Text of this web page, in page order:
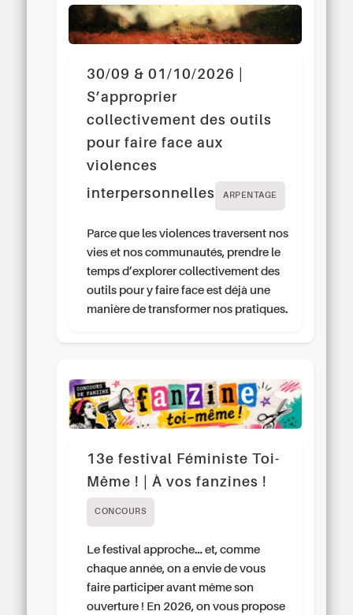
30/09 & 01/10/2026 |
S’approprier
collectivement des outils
pour faire face aux
violences
interpersonnelles
ARPENTAGE
Parce que les violences traversent nos
vies et nos communautés, prendre le
temps d’explorer collectivement des
outils pour y faire face est déjà une
manière de transformer nos pratiques.
13e festival Féministe Toi-
Même ! | À vos fanzines !
CONCOURS
Le festival approche… et, comme
chaque année, on a envie de vous
faire participer avant même son
ouverture ! En 2026, on vous propose